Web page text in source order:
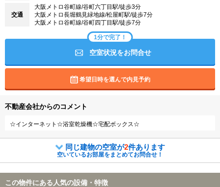
交通
大阪メトロ谷町線/谷町六丁目駅/徒歩3分
大阪メトロ長堀鶴見緑地線/松屋町駅/徒歩7分
大阪メトロ谷町線/谷町四丁目駅/徒歩7分
1分で完了！
空室状況をお問合せ
希望日時を選んで内見予約
不動産会社からのコメント
☆インターネット☆浴室乾燥機☆宅配ボックス☆
同じ建物の空室が2件あります
空いているお部屋をまとめてお問合せ！
この物件にある人気の設備・特徴